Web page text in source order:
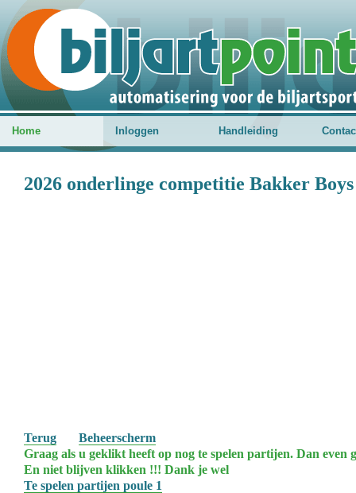
Home Inloggen Handleiding
2026 onderlinge competitie Bakker
Terug
Beheerscherm
Graag als u geklikt heeft op nog te spelen partijen. Dan even
En niet blijven klikken !!! Dank je wel
Te spelen partijen poule 1